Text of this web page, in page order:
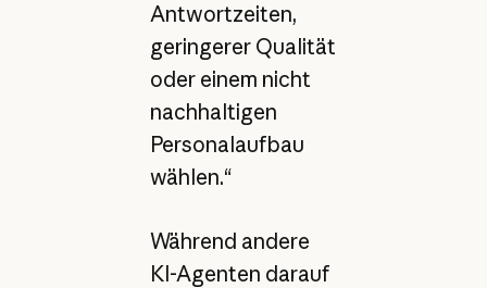
Antwortzeiten,
geringerer Qualität
oder einem nicht
nachhaltigen
Personalaufbau
wählen.“
Während andere
KI-Agenten darauf